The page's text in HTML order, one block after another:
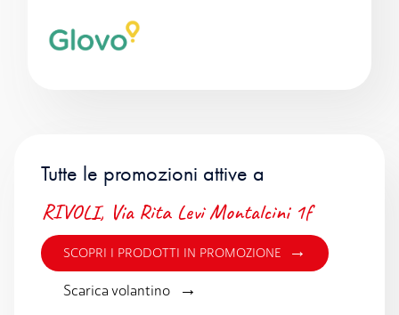
Tutte le promozioni attive a
RIVOLI, Via Rita Levi Montalcini 1f
SCOPRI I PRODOTTI IN PROMOZIONE →
Scarica volantino→